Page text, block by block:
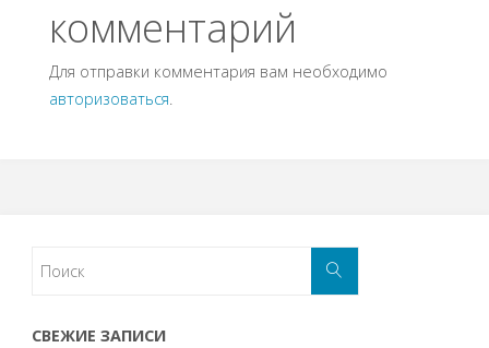
комментарий
Для отправки комментария вам необходимо
авторизоваться.
СВЕЖИЕ ЗАПИСИ